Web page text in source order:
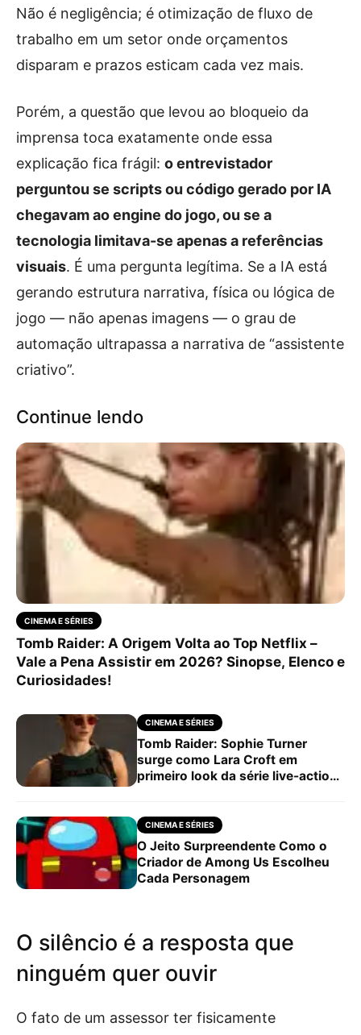
Não é negligência; é otimização de fluxo de
trabalho em um setor onde orçamentos
disparam e prazos esticam cada vez mais.
Porém, a questão que levou ao bloqueio da
imprensa toca exatamente onde essa
explicação fica frágil: o entrevistador
perguntou se scripts ou código gerado por IA
chegavam ao engine do jogo, ou se a
tecnologia limitava-se apenas a referências
visuais. É uma pergunta legítima. Se a IA está
gerando estrutura narrativa, física ou lógica de
jogo — não apenas imagens — o grau de
automação ultrapassa a narrativa de “assistente
criativo”.
Continue lendo
CINEMA E SÉRIES
Tomb Raider: A Origem Volta ao Top Netflix –
Vale a Pena Assistir em 2026? Sinopse, Elenco e
Curiosidades!
CINEMA E SÉRIES
Tomb Raider: Sophie Turner
surge como Lara Croft em
primeiro look da série live-action
CINEMA E SÉRIES
O Jeito Surpreendente Como o
Criador de Among Us Escolheu
Cada Personagem
O silêncio é a resposta que
ninguém quer ouvir
O fato de um assessor ter fisicamente